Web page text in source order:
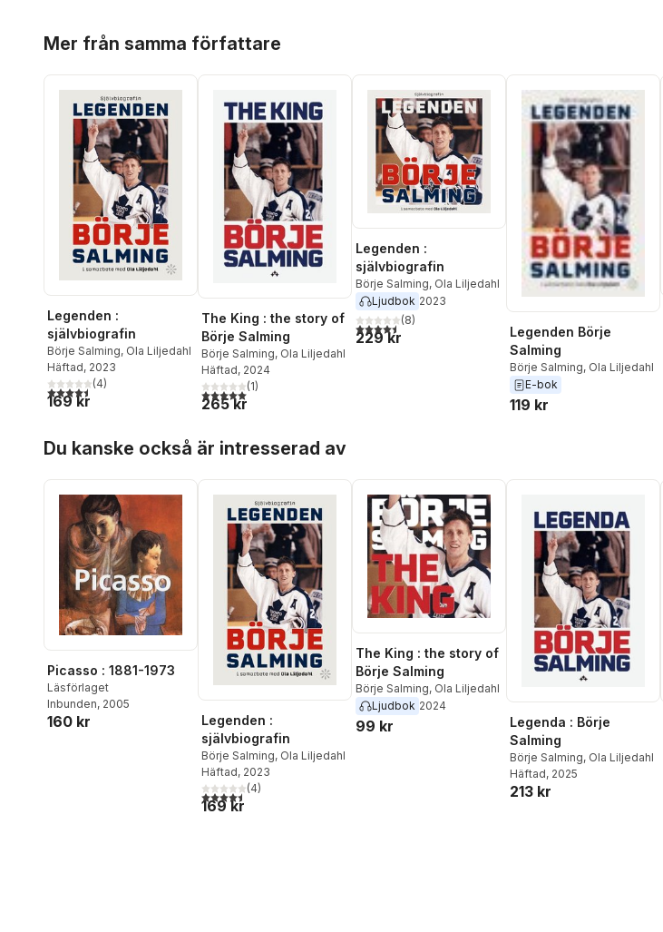
Mer från samma författare
Legenden :
självbiografin
Börje Salming, Ola Liljedahl
Häftad, 2023
4,5utav 5 stjärnor. Totalt antal röster:
(4)
169 kr
The King : the story of
Börje Salming
Börje Salming, Ola Liljedahl
Häftad, 2024
5,0utav 5 stjärnor. Totalt antal röster:
(1)
265 kr
Legenden :
självbiografin
Börje Salming, Ola Liljedahl
Ljudbok 2023
4,5utav 5 stjärnor. Totalt antal röster:
(8)
229 kr
Legenden Börje
Salming
Börje Salming, Ola Liljedahl
E-bok
119 kr
Du kanske också är intresserad av
Picasso : 1881-1973
Läsförlaget
Inbunden, 2005
160 kr
Legenden :
självbiografin
Börje Salming, Ola Liljedahl
Häftad, 2023
4,5utav 5 stjärnor. Totalt antal röster:
(4)
169 kr
The King : the story of
Börje Salming
Börje Salming, Ola Liljedahl
Ljudbok 2024
99 kr
Legenda : Börje
Salming
Börje Salming, Ola Liljedahl
Häftad, 2025
213 kr